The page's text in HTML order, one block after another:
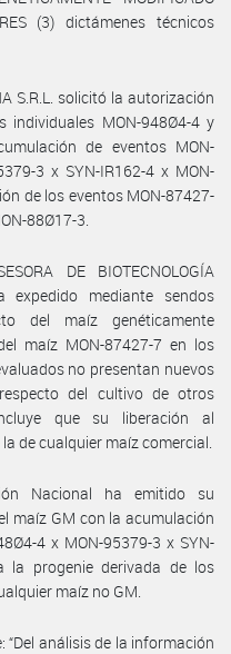
(3) dictámenes técnicos
S.R.L. solicitó la autorización
MON-948Ø4-4 y
de eventos MON-
3 x SYN-IR162-4 x MON-
de los eventos MON-87427-
88Ø17-3.
DE BIOTECNOLOGÍA
expedido mediante sendos
del maíz genéticamente
maíz MON-87427-7 en los
no presentan nuevos
del cultivo de otros
que su liberación al
de cualquier maíz comercial.
Nacional ha emitido su
maíz GM con la acumulación
4 x MON-95379-3 x SYN-
la progenie derivada de los
maíz no GM.
análisis de la información